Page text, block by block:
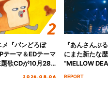
『パンどろぼ
テーマ＆EDテーマ
歌CDが10月28
2026.08.06
『あんさんぶ
にまた新たな
“MELLOW
REPORT